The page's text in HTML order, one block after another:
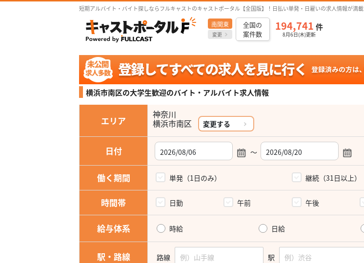
短期アルバイト・バイト探しならフルキャストのキャストポータル【全国版】！日払い単発・日雇いの求人情報が満載
南関東
変更
全国の
案件数
194,741 件
8月6日(木)更新
横浜市南区の大学生歓迎のバイト・アルバイト求人情報
エリア
神奈川
変更する
日付 ～
働く期間 単発（1日のみ） 継続（31日以上）
時間帯 日勤 午前 午後
給与体系 時給 日給
駅・路線 路線 駅